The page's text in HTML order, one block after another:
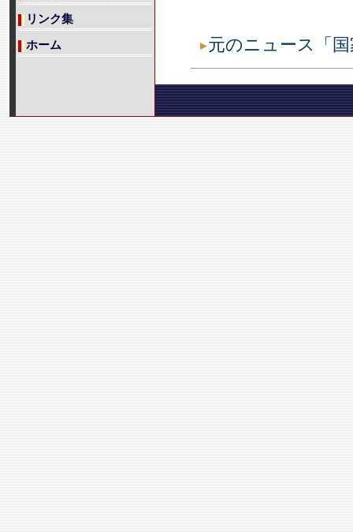
元のニュース「
リンク集
ホーム